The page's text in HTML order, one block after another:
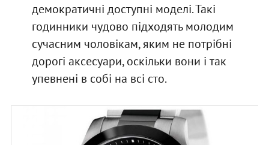
демократичні доступні моделі. Такі
годинники чудово підходять молодим
сучасним чоловікам, яким не потрібні
дорогі аксесуари, оскільки вони і так
упевнені в собі на всі сто.